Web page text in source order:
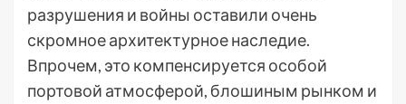
разрушения и войны оставили очень
скромное архитектурное наследие.
Впрочем, это компенсируется особой
портовой атмосферой, блошиным рынком и